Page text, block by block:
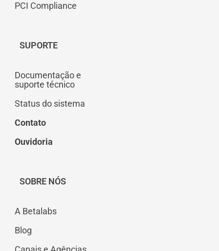
PCI Compliance
SUPORTE
Documentação e
suporte técnico
Status do sistema
Contato
Ouvidoria
SOBRE NÓS
A Betalabs
Blog